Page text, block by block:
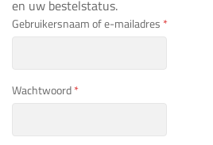
en uw bestelstatus.
Gebruikersnaam of e-mailadres *
Wachtwoord*